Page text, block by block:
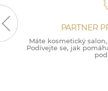
PARTNER
Máte kosmetický
Podívejte se, jak